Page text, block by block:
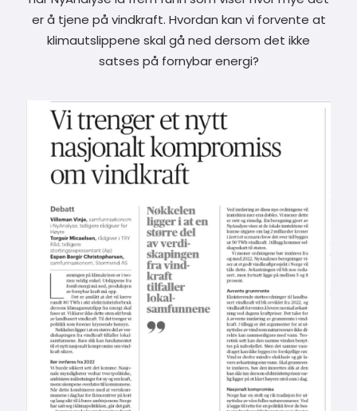
er å tjene på vindkraft. Hvordan kan vi forvente at
klimautslippene skal gå ned dersom det ikke
satses på fornybar energi?